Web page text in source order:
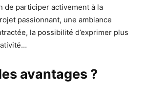
de participer activement à la
passionnant, une ambiance
la possibilité d’exprimer plus
avantages ?